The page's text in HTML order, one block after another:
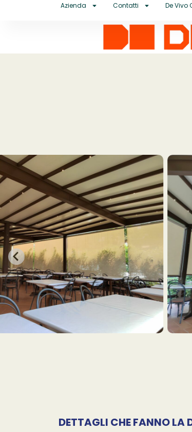
Azienda Contatti De Vivo
DETTAGLI CHE FANNO LA